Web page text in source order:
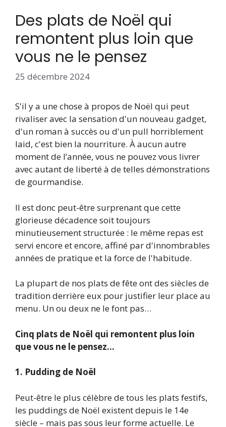
Des plats de Noël qui
remontent plus loin que
vous ne le pensez
25 décembre 2024
S'il y a une chose à propos de Noël qui peut
rivaliser avec la sensation d'un nouveau gadget,
d'un roman à succès ou d'un pull horriblement
laid, c'est bien la nourriture. À aucun autre
moment de l’année, vous ne pouvez vous livrer
avec autant de liberté à de telles démonstrations
de gourmandise.
Il est donc peut-être surprenant que cette
glorieuse décadence soit toujours
minutieusement structurée : le même repas est
servi encore et encore, affiné par d'innombrables
années de pratique et la force de l'habitude.
La plupart de nos plats de fête ont des siècles de
tradition derrière eux pour justifier leur place au
menu. Un ou deux ne le font pas…
Cinq plats de Noël qui remontent plus loin
que vous ne le pensez…
1. Pudding de Noël
Peut-être le plus célèbre de tous les plats festifs,
les puddings de Noël existent depuis le 14e
siècle – mais pas sous leur forme actuelle. Le